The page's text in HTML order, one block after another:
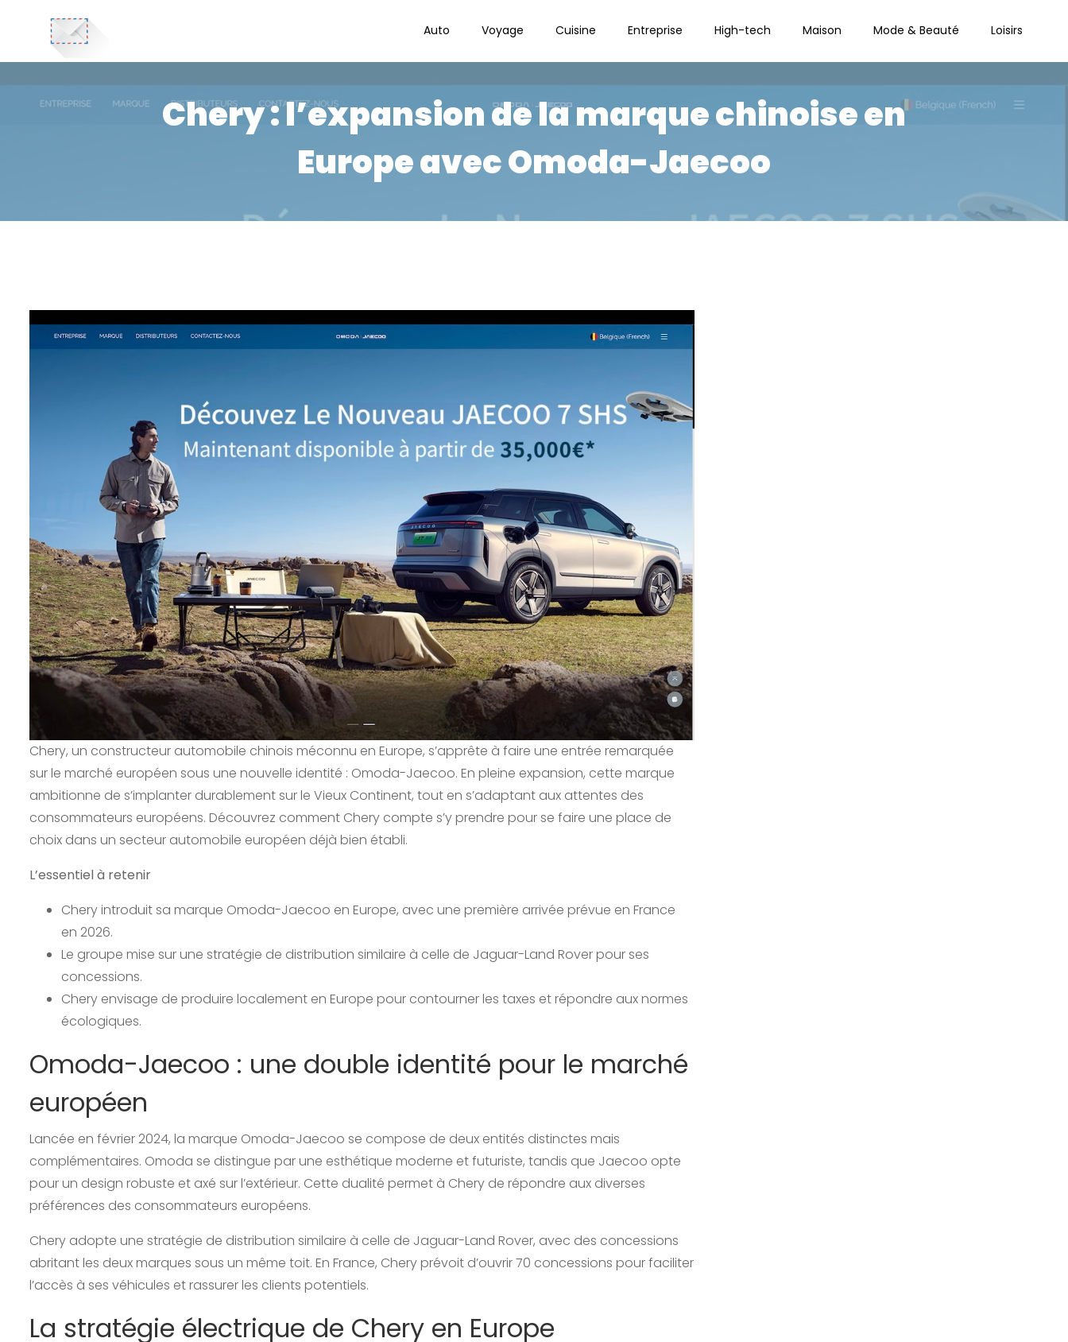
Auto Voyage Cuisine Entreprise High-tech Maison Mode & Beauté Loisirs
Chery : l’expansion de la marque chinoise en
Europe avec Omoda-Jaecoo
Chery, un constructeur automobile chinois méconnu en Europe, s’apprête à faire une entrée remarquée
sur le marché européen sous une nouvelle identité : Omoda-Jaecoo. En pleine expansion, cette marque
ambitionne de s’implanter durablement sur le Vieux Continent, tout en s’adaptant aux attentes des
consommateurs européens. Découvrez comment Chery compte s’y prendre pour se faire une place de
choix dans un secteur automobile européen déjà bien établi.
L’essentiel à retenir
Chery introduit sa marque Omoda-Jaecoo en Europe, avec une première arrivée prévue en France
en 2026.
Le groupe mise sur une stratégie de distribution similaire à celle de Jaguar-Land Rover pour ses
concessions.
Chery envisage de produire localement en Europe pour contourner les taxes et répondre aux normes
écologiques.
Omoda-Jaecoo : une double identité pour le marché
européen
Lancée en février 2024, la marque Omoda-Jaecoo se compose de deux entités distinctes mais
complémentaires. Omoda se distingue par une esthétique moderne et futuriste, tandis que Jaecoo opte
pour un design robuste et axé sur l’extérieur. Cette dualité permet à Chery de répondre aux diverses
préférences des consommateurs européens.
Chery adopte une stratégie de distribution similaire à celle de Jaguar-Land Rover, avec des concessions
abritant les deux marques sous un même toit. En France, Chery prévoit d’ouvrir 70 concessions pour faciliter
l’accès à ses véhicules et rassurer les clients potentiels.
La stratégie électrique de Chery en Europe